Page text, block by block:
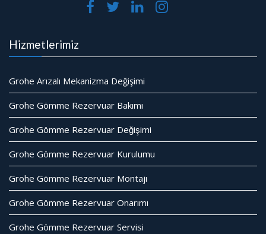
Hizmetlerimiz
Grohe Arızalı Mekanizma Değişimi
Grohe Gömme Rezervuar Bakımı
Grohe Gömme Rezervuar Değişimi
Grohe Gömme Rezervuar Kurulumu
Grohe Gömme Rezervuar Montajı
Grohe Gömme Rezervuar Onarımı
Grohe Gömme Rezervuar Servisi